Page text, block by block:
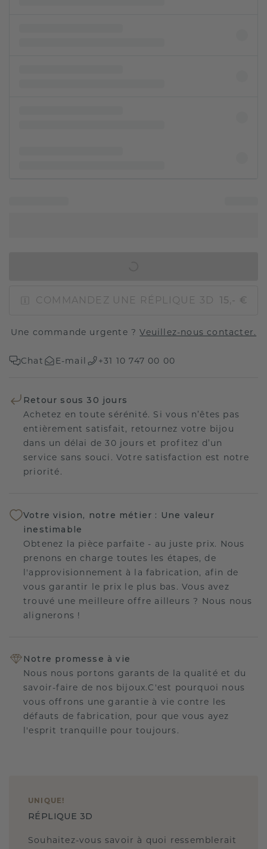
COMMANDEZ UNE RÉPLIQUE 3D 15,- €
Une commande urgente ?Veuillez-nous contacter.
Chat E-mail +31 10 747 00 00
Retour sous 30 jours
Achetez en toute sérénité. Si vous n’êtes pas
entièrement satisfait, retournez votre bijou
dans un délai de 30 jours et profitez d’un
service sans souci. Votre satisfaction est notre
priorité.
Votre vision, notre métier : Une valeur
inestimable
Obtenez la pièce parfaite - au juste prix. Nous
prenons en charge toutes les étapes, de
l'approvisionnement à la fabrication, afin de
vous garantir le prix le plus bas. Vous avez
trouvé une meilleure offre ailleurs ? Nous nous
alignerons !
Notre promesse à vie
Nous nous portons garants de la qualité et du
savoir-faire de nos bijoux.C'est pourquoi nous
vous offrons une garantie à vie contre les
défauts de fabrication, pour que vous ayez
l'esprit tranquille pour toujours.
UNIQUE !
RÉPLIQUE 3D
Souhaitez-vous savoir à quoi ressemblerait